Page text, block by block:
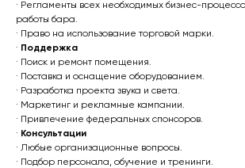
· Регламенты всех необходимых бизнес-
работы бара.
· Право на использование торговой марки.
· Поддержка
· Поиск и ремонт помещения.
· Поставка и оснащение оборудованием.
· Разработка проекта звука и света.
· Маркетинг и рекламные кампании.
· Привлечение федеральных спонсоров.
· Консультации
· Любые организационные вопросы.
· Подбор персонала, обучение и тренинги.